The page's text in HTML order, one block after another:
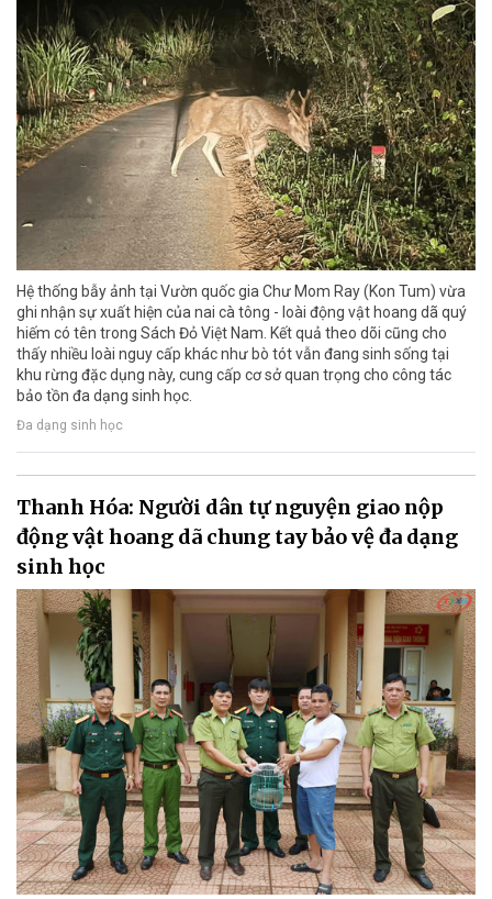
Hệ thống bẫy ảnh tại Vườn quốc gia Chư Mom Ray (Kon Tum) vừa
ghi nhận sự xuất hiện của nai cà tông - loài động vật hoang dã quý
hiếm có tên trong Sách Đỏ Việt Nam. Kết quả theo dõi cũng cho
thấy nhiều loài nguy cấp khác như bò tót vẫn đang sinh sống tại
khu rừng đặc dụng này, cung cấp cơ sở quan trọng cho công tác
bảo tồn đa dạng sinh học.
Đa dạng sinh học
Thanh Hóa: Người dân tự nguyện giao nộp
động vật hoang dã chung tay bảo vệ đa dạng
sinh học